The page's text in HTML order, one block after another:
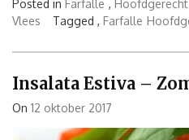
al
Sugo
Piselli
Farfalle
met
Posted in Farfalle , Hoofdgerecht
Vlees
Tagged , Farfalle
Insalata Estiva –
On 12 oktober 2017